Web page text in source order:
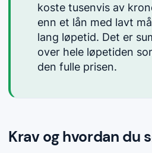
koste tusenvis av
enn et lån med lavt
lang løpetid. Det er
over hele løpetiden
den fulle prisen.
Krav og hvordan du